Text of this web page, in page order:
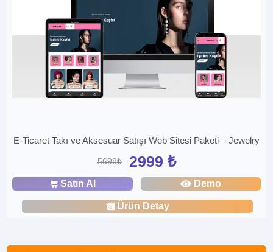
E-Ticaret Takı ve Aksesuar Satışı Web Sitesi Paketi – Jewelry
5698₺ 2999 ₺
Satın Al Demo
Ürün Detay